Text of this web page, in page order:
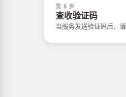
第 5 步
查收验证码
当服务发送验证码后，